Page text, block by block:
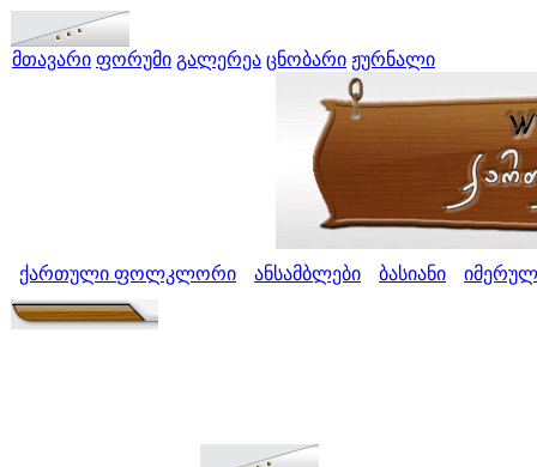
მთავარი ფორუმი გალერეა ცნობარი ჟურნალი
ქართული ფოლკლორი ანსამბლები ბასიანი